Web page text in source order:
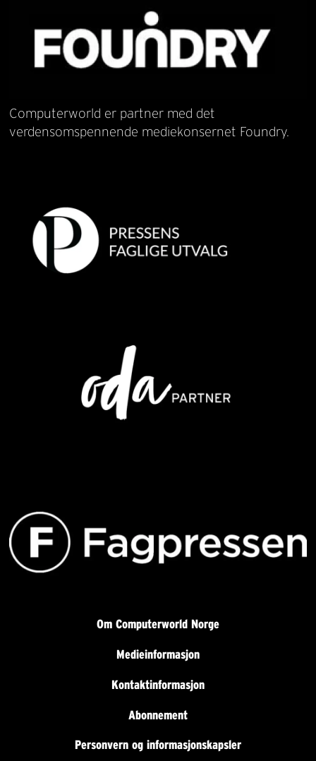
Computerworld er partner med det
verdensomspennende mediekonsernet Foundry.
Om Computerworld Norge
Medieinformasjon
Kontaktinformasjon
Abonnement
Personvern og informasjonskapsler